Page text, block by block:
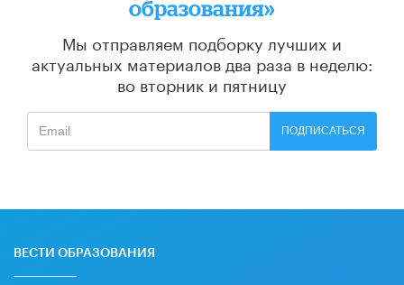
образования»
Мы отправляем подборку лучших и
актуальных материалов два раза в неделю:
во вторник и пятницу
ПОДПИСАТЬСЯ
ВЕСТИ ОБРАЗОВАНИЯ